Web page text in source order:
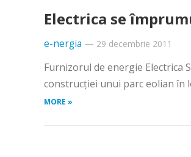
Electrica se
e-nergia — 29 decembrie 2011
Furnizorul de energie Electrica
construcţiei unui parc eolian în
MORE »